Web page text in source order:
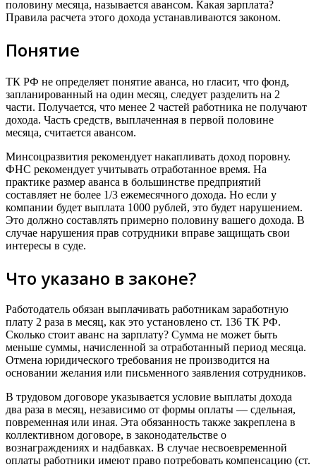
половину месяца, называется авансом. Какая зарплата?
Правила расчета этого дохода устанавливаются законом.
Понятие
ТК РФ не определяет понятие аванса, но гласит, что фонд,
запланированный на один месяц, следует разделить на 2
части. Получается, что менее 2 частей работника не получают
дохода. Часть средств, выплаченная в первой половине
месяца, считается авансом.
Минсоцразвития рекомендует накапливать доход поровну.
ФНС рекомендует учитывать отработанное время. На
практике размер аванса в большинстве предприятий
составляет не более 1/3 ежемесячного дохода. Но если у
компании будет выплата 1000 рублей, это будет нарушением.
Это должно составлять примерно половину вашего дохода. В
случае нарушения прав сотрудники вправе защищать свои
интересы в суде.
Что указано в законе?
Работодатель обязан выплачивать работникам заработную
плату 2 раза в месяц, как это установлено ст. 136 ТК РФ.
Сколько стоит аванс на зарплату? Сумма не может быть
меньше суммы, начисленной за отработанный период месяца.
Отмена юридического требования не производится на
основании желания или письменного заявления сотрудников.
В трудовом договоре указывается условие выплаты дохода
два раза в месяц, независимо от формы оплаты — сдельная,
повременная или иная. Эта обязанность также закреплена в
коллективном договоре, в законодательстве о
вознаграждениях и надбавках. В случае несвоевременной
оплаты работники имеют право потребовать компенсацию (ст.